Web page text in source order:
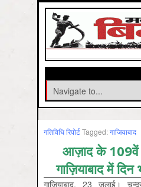
गतिविधि रिपोर्टTagged:गाजियाबाद
आज़ाद के 109वें
गाज़ियाबाद में
गाज़ियाबाद, 23 जुलाई।